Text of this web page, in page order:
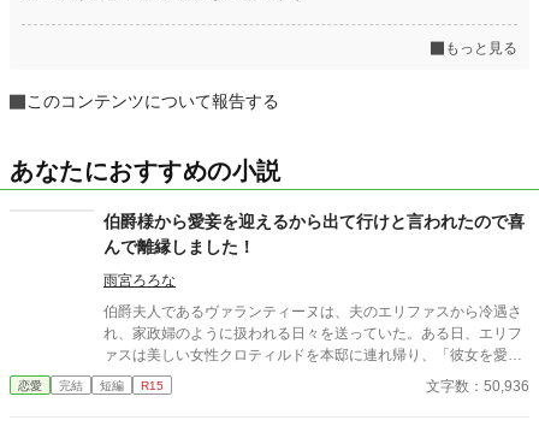
もっと見る
このコンテンツについて報告する
あなたにおすすめの小説
伯爵様から愛妾を迎えるから出て行けと言われたので喜
んで離縁しました！
雨宮ろろな
伯爵夫人であるヴァランティーヌは、夫のエリファスから冷遇さ
れ、家政婦のように扱われる日々を送っていた。ある日、エリフ
ァスは美しい女性クロティルドを本邸に連れ帰り、「彼女を愛妾
にする。お前との婚姻は終わりだ」と冷酷に離縁を言い渡す。ヴ
ァランティーヌは引き留めることもせず、静かにそれを受け入れ
恋愛 完結 短編 R15 文字数：50,936